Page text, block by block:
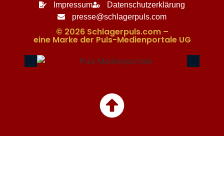
Impressum
Datenschutzerklärung
presse@schlagerpuls.com
© 2026 Schlagerpuls.com –
eine Marke der Puls-Medienportale UG​